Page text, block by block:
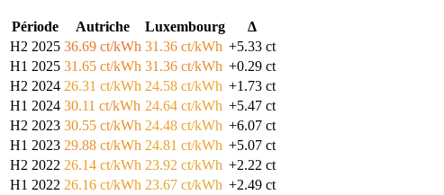
Période Autriche Luxembourg
Δ
H2 2025 36.69 ct/kWh 31.36 ct/kWh +5.33 ct
H1 2025 31.65 ct/kWh 31.36 ct/kWh +0.29 ct
H2 2024 26.31 ct/kWh 24.58 ct/kWh +1.73 ct
H1 2024 30.11 ct/kWh 24.64 ct/kWh +5.47 ct
H2 2023 30.55 ct/kWh 24.48 ct/kWh +6.07 ct
H1 2023 29.88 ct/kWh 24.81 ct/kWh +5.07 ct
H2 2022 26.14 ct/kWh 23.92 ct/kWh +2.22 ct
H1 2022 26.16 ct/kWh 23.67 ct/kWh +2.49 ct